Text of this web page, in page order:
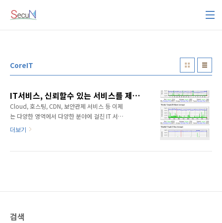
CoreIT
IT서비스, 신뢰할수 있는 서비스를 제공받고 있으신가요?
Cloud, 호스팅, CDN, 보안관제 서비스 등 이제
는 다양한 영역에서 다양한 분야에 걸친 IT 서비
스들이 늘어나고 있습니다. IT 서비스 제공업체
으로, 양 측이 서비스의 장애 요소를 바라본다면
더보기
검색